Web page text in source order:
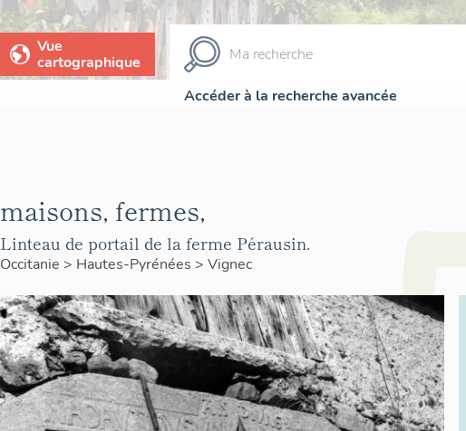
Vue
cartographique
Accéder à la recherche avancée
maisons, fermes,
Linteau de portail de la ferme Pérausin.
Occitanie > Hautes-Pyrénées > Vignec